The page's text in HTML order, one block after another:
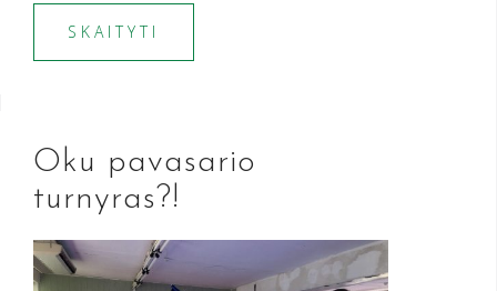
SKAITYTI
Oku pavasario
turnyras?!